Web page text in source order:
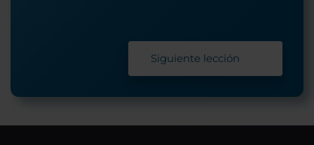
Siguiente lección